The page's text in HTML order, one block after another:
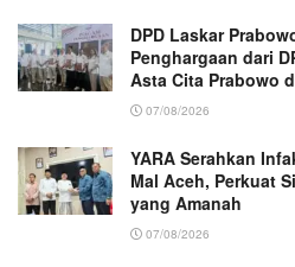
DPD Laskar
Penghargaan dari
Asta Cita Prabowo
07/08/2026
YARA Serahkan
Mal Aceh, Perkuat
yang Amanah ‎
07/08/2026